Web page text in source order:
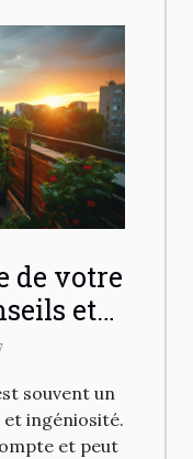
de votre
et
souvent un
ingéniosité.
et peut